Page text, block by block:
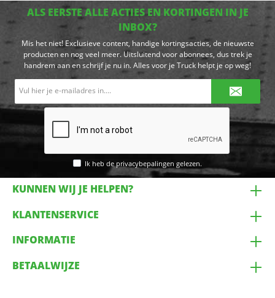
ALS EERSTE ALLE ACTIES EN KORTINGEN IN JE
INBOX?
Mis het niet! Exclusieve content, handige kortingsacties, de nieuwste
producten en nog veel meer. Uitsluitend voor abonnees, dus trek je
handrem aan en schrijf je nu in. Alles voor je Truck helpt je op weg!
Ik heb de privacybepalingen gelezen.
KUNNEN WIJ JE HELPEN?
KLANTENSERVICE
INFORMATIE
BETAALWIJZE